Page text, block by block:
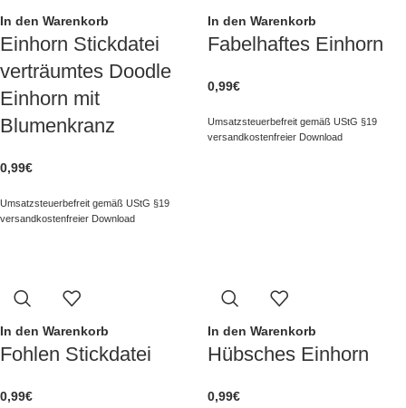
In den Warenkorb
Einhorn Stickdatei
verträumtes Doodle
Einhorn mit
Blumenkranz
0,99€
Umsatzsteuerbefreit gemäß UStG §19
versandkostenfreier Download
In den Warenkorb
Fabelhaftes Einhorn
0,99€
Umsatzsteuerbefreit gemäß UStG §19
versandkostenfreier Download
In den Warenkorb
Fohlen Stickdatei
0,99€
In den Warenkorb
Hübsches Einhorn
0,99€